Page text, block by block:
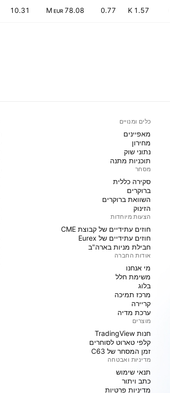
1.57 K
0.77
78.08 M
EUR
10.31
כלים ומנויים
מאפיינים
מחירון
נתוני שוק
תוכניות מתנה
מסחר
סקירה כללית
ברוקרים
השוואת ברוקרים
הזינוק
הצעות מיוחדות
חוזים עתידיים של קבוצת CME
חוזים עתידיים של Eurex
חבילת מניות בארה"ב
אודות החברה
מי אנחנו
משימת חלל
בלוג
מרכז תמיכה
קריירה
ערכת מדיה
מוצרים
חנות TradingView
קלפי טארוט לסוחרים
זמן המסחר של C63
מדיניות ואבטחה
תנאי שימוש
כתב ויתור
מדיניות פרטיות